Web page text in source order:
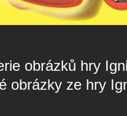
obrázků hry
obrázky ze hry